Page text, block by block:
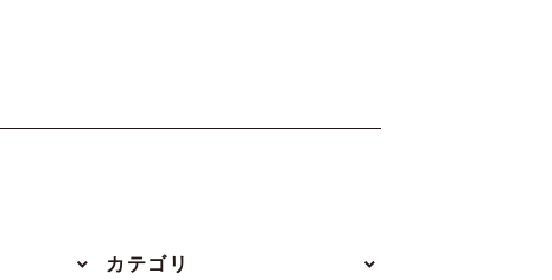
カテゴリ